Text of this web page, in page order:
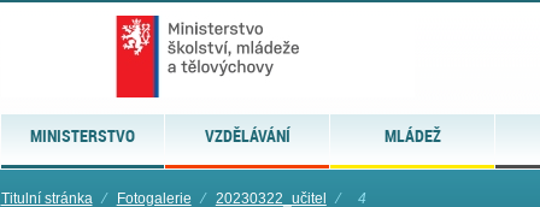
MINISTERSTVO VZDĚLÁVÁNÍ MLÁDEŽ
Titulní stránka ⁄ Fotogalerie ⁄ 20230322_učitel ⁄ 4